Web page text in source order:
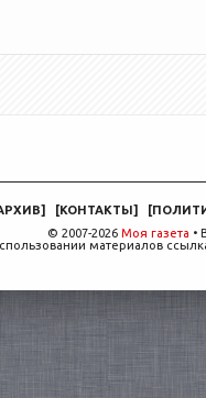
] [КОНТАКТЫ] [
© 2007-2026 Моя газета •
материалов